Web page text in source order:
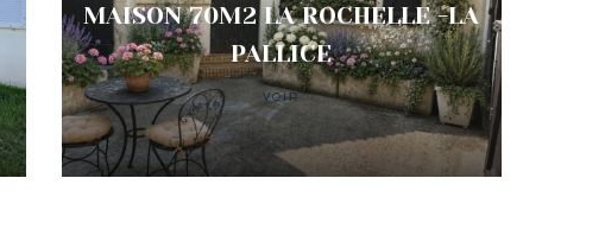
MAISON 70M2 LA ROCHELLE -LA
PALLICE
VOIR